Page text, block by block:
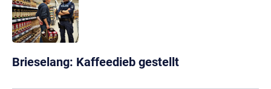
Brieselang: Kaffeedieb gestellt